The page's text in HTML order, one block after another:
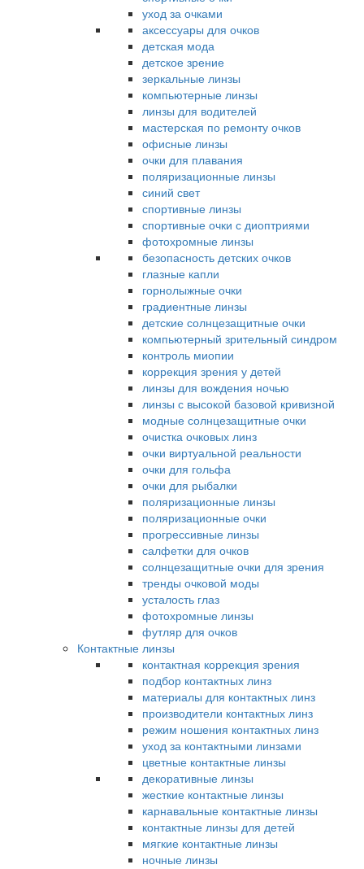
уход за очками
аксессуары для очков
детская мода
детское зрение
зеркальные линзы
компьютерные линзы
линзы для водителей
мастерская по ремонту очков
офисные линзы
очки для плавания
поляризационные линзы
синий свет
спортивные линзы
спортивные очки с диоптриями
фотохромные линзы
безопасность детских очков
глазные капли
горнолыжные очки
градиентные линзы
детские солнцезащитные очки
компьютерный зрительный синдром
контроль миопии
коррекция зрения у детей
линзы для вождения ночью
линзы с высокой базовой кривизной
модные солнцезащитные очки
очистка очковых линз
очки виртуальной реальности
очки для гольфа
очки для рыбалки
поляризационные линзы
поляризационные очки
прогрессивные линзы
салфетки для очков
солнцезащитные очки для зрения
тренды очковой моды
усталость глаз
фотохромные линзы
футляр для очков
Контактные линзы
контактная коррекция зрения
подбор контактных линз
материалы для контактных линз
производители контактных линз
режим ношения контактных линз
уход за контактными линзами
цветные контактные линзы
декоративные линзы
жесткие контактные линзы
карнавальные контактные линзы
контактные линзы для детей
мягкие контактные линзы
ночные линзы